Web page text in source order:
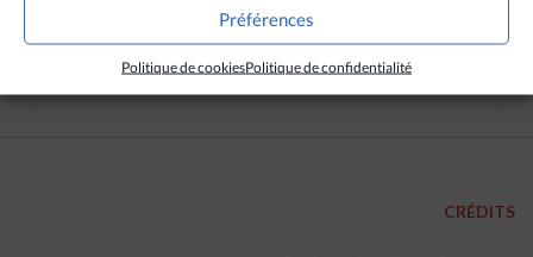
Préférences
Politique de cookiesPolitique de confidentialité
vers le sud afin d’éviter les persécutions religieuses.
(Avec Ucanews)
CRÉDITS